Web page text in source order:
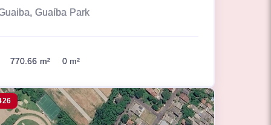
Guaíba Park
770.66 m² 0 m²